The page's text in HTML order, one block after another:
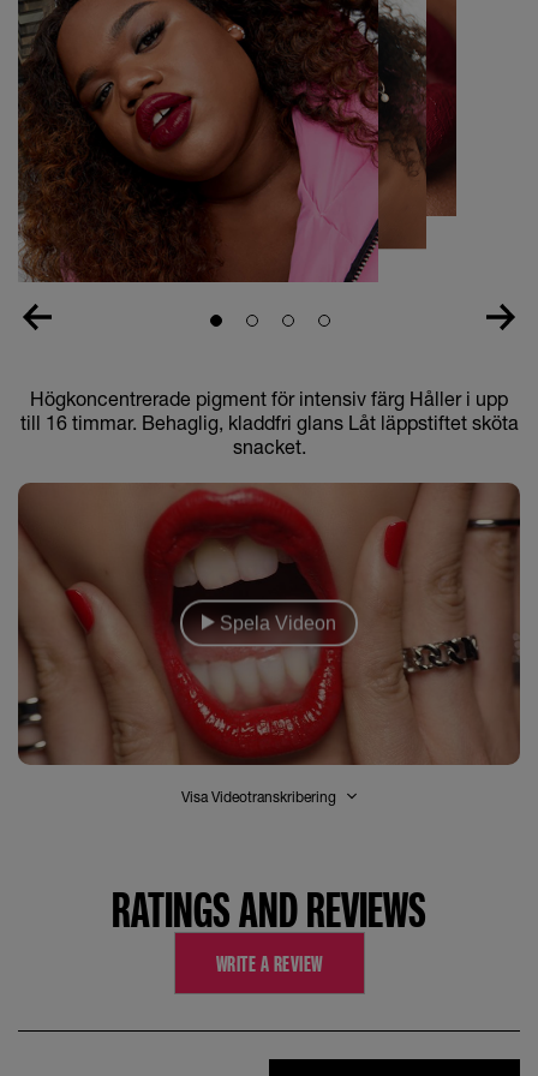
Slide 1Slide 2Slide 3Slide 4
Högkoncentrerade pigment för intensiv färg Håller i upp
till 16 timmar. Behaglig, kladdfri glans Låt läppstiftet sköta
snacket.
Spela Videon
Visa Videotranskribering
RATINGS AND REVIEWS
WRITE A REVIEW